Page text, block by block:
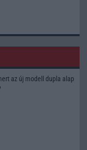
az új modell dupla alap